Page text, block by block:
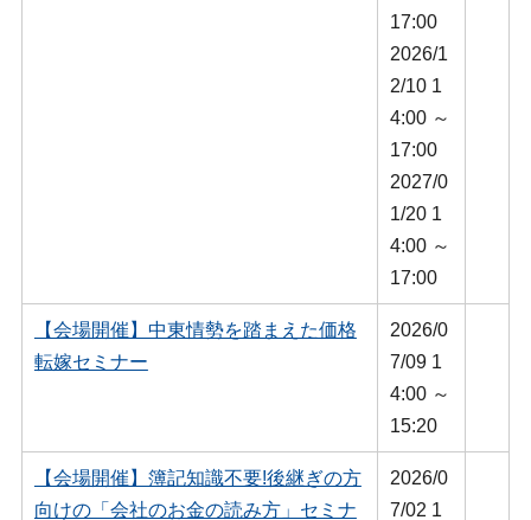
17:00
2026/1
2/10 1
4:00 ～
17:00
2027/0
1/20 1
4:00 ～
17:00
【会場開催】中東情勢を踏まえた価格
転嫁セミナー
2026/0
7/09 1
4:00 ～
15:20
【会場開催】簿記知識不要!後継ぎの方
向けの「会社のお金の読み方」セミナ
2026/0
7/02 1